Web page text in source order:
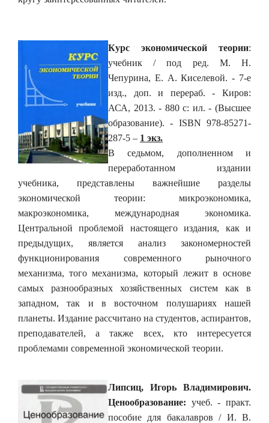
Курс экономической теории:
учебник / под ред. М. Н.
Чепурина, Е. А. Киселевой. - 7-е
изд., доп. и перераб. - Киров:
АСА, 2013. - 880 с: ил. - (Высшее
образование). - ISBN 978-85271-
287-5 – 1 экз.
В седьмом, дополненном и
переработанном издании
учебника, представлены важнейшие разделы
экономической теории: микроэкономика,
макроэкономика, международная экономика.
Центральной проблемой настоящего издания, как и
предыдущих, является анализ закономерностей
функционирования современного рыночного
механизма, того механизма, который лежит в основе
самых разнообразных хозяйственных систем как в
западном, так и в восточном полушариях нашей
планеты. Издание рассчитано на студентов, аспирантов,
преподавателей, а также всех, кто интересуется
проблемами современной экономической теории.
Липсиц, Игорь Владимирович.
Ценообразование: учеб. - практ.
пособие для бакалавров / И. В.